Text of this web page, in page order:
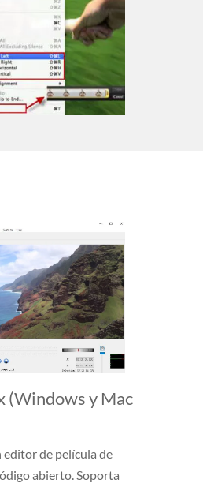
(Windows y Mac
editor de película de
abierto. Soporta